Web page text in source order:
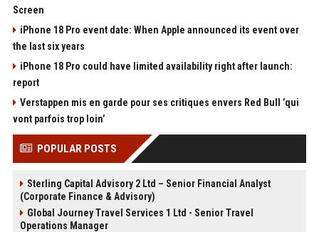
Screen
iPhone 18 Pro event date: When Apple announced its event over
the last six years
iPhone 18 Pro could have limited availability right after launch:
report
Verstappen mis en garde pour ses critiques envers Red Bull ’qui
vont parfois trop loin’
POPULAR POSTS
Sterling Capital Advisory 2 Ltd – Senior Financial Analyst
(Corporate Finance & Advisory)
Global Journey Travel Services 1 Ltd - Senior Travel
Operations Manager